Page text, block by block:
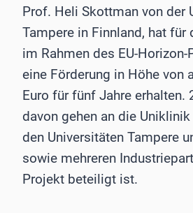
Prof. Heli Skottman von der
Tampere in Finnland, hat für
im Rahmen des EU-
eine Förderung in Höhe von
Euro für fünf Jahre erhalten.
davon gehen an die
den Universitäten Tampere
sowie mehreren
Projekt beteiligt ist.